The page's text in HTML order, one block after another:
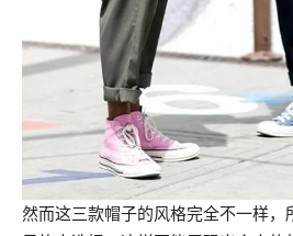
然而这三款帽子的风格完全不一样，